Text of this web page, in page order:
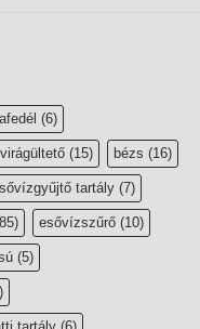
(6)
(15) bézs (16)
tartály (7)
esővízszűrő (10)
(5)